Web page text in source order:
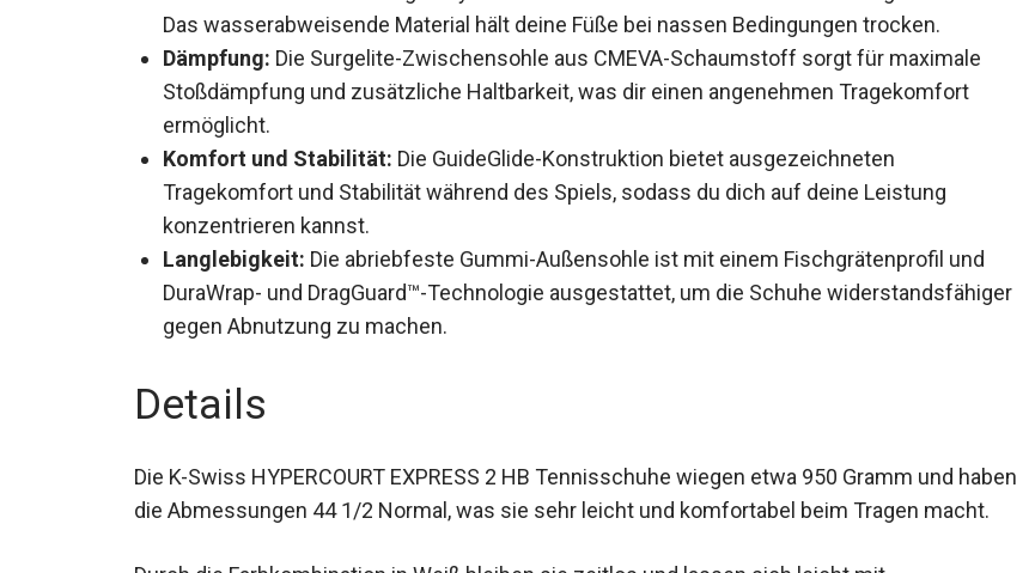
Das wasserabweisende Material hält deine Füße bei nassen Bedingungen trocken.
Dämpfung: Die Surgelite-Zwischensohle aus CMEVA-Schaumstoff sorgt für maximale
Stoßdämpfung und zusätzliche Haltbarkeit, was dir einen angenehmen Tragekomfort
ermöglicht.
Komfort und Stabilität: Die GuideGlide-Konstruktion bietet ausgezeichneten
Tragekomfort und Stabilität während des Spiels, sodass du dich auf deine Leistung
konzentrieren kannst.
Langlebigkeit: Die abriebfeste Gummi-Außensohle ist mit einem Fischgrätenprofil und
DuraWrap- und DragGuard™-Technologie ausgestattet, um die Schuhe
widerstandsfähiger gegen Abnutzung zu machen.
Details
Die K-Swiss HYPERCOURT EXPRESS 2 HB Tennisschuhe wiegen etwa 950 Gramm und
haben die Abmessungen 44 1/2 Normal, was sie sehr leicht und komfortabel beim Tragen